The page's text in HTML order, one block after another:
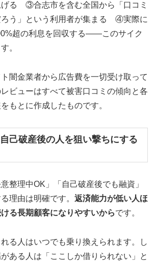
げる ③合志市を含む全国から「口コミ
ろう」という利用者が集まる ④実際に
超の利息を回収する——このサイク
。
闇金業者から広告費を一切受け取って
ビューはすべて被害口コミの傾向と各
もとに作成したものです。
己破産後の人を狙い撃ちにする
整理中OK」「自己破産後でも融資」
理由は明確です。 返済能力が低い人ほ
る長期顧客になりやすいからです。
る人はいつでも乗り換えられます。し
ある人は「ここしか借りられない」と